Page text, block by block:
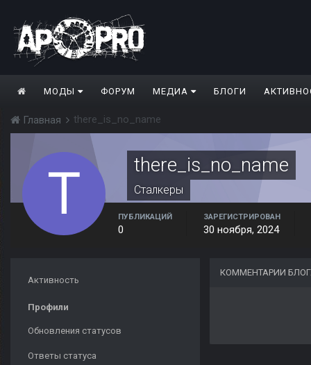
МОДЫ ФОРУМ МЕДИА БЛОГИ
Главная there_is_no_name
there_is_no_name
Сталкеры
ПУБЛИКАЦИЙ
0
ЗАРЕГИСТРИРОВАН
30 ноября, 2024
Активность
Профили
Обновления статусов
Ответы статуса
КОММЕНТАРИИ